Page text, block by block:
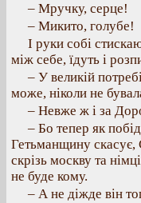
– Мручку, серце!
– Микито, голубе!
І руки собі
між себе, їдуть і
– У великій
може, ніколи не
– Невже ж і за
– Бо тепер як
Гетьманщину скасує,
скрізь москву та
не буде кому.
– А не діжде він